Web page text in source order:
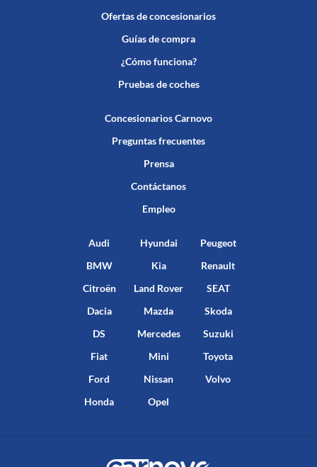
Ofertas de concesionarios
Guías de compra
¿Cómo funciona?
Pruebas de coches
Concesionarios Carnovo
Preguntas frecuentes
Prensa
Contáctanos
Empleo
Audi
BMW
Citroën
Dacia
DS
Fiat
Ford
Honda
Hyundai
Kia
Land Rover
Mazda
Mercedes
Mini
Nissan
Opel
Peugeot
Renault
SEAT
Skoda
Suzuki
Toyota
Volvo